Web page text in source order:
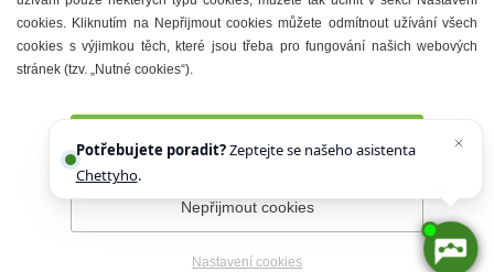
Městské muzeum a galerie
Denní meníčka
Prohlášení o přístupnosti Správce webu
cookies. Kliknutím na Nepřijmout cookies můžete odmítnout užívání všech
cookies s výjimkou těch, které jsou třeba pro fungování našich webových
stránek (tzv. „Nutné cookies“).
Přijmout všechny cookies
Nepřijmout cookies
Nastavení cookies
Potřebujete poradit?Zeptejte se našeho asistenta
Chettyho.